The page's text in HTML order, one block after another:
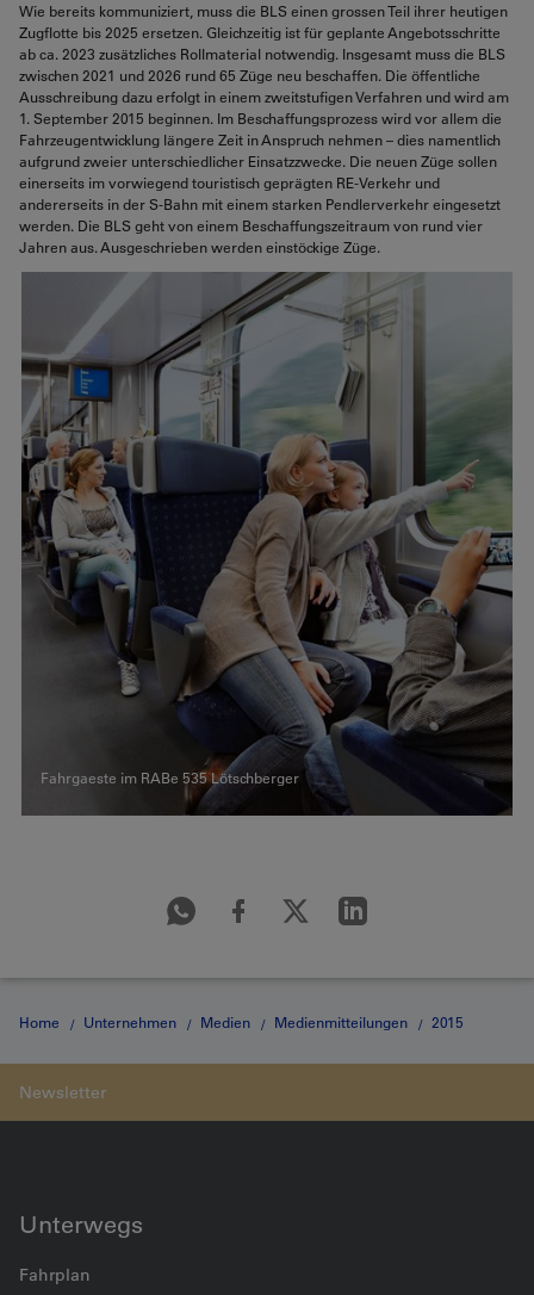
Wie bereits kommuniziert, muss die BLS einen grossen Teil ihrer heutigen
Zugflotte bis 2025 ersetzen. Gleichzeitig ist für geplante Angebotsschritte
ab ca. 2023 zusätzliches Rollmaterial notwendig. Insgesamt muss die BLS
zwischen 2021 und 2026 rund 65 Züge neu beschaffen. Die öffentliche
Ausschreibung dazu erfolgt in einem zweitstufigen Verfahren und wird am
1. September 2015 beginnen. Im Beschaffungsprozess wird vor allem die
Fahrzeugentwicklung längere Zeit in Anspruch nehmen – dies namentlich
aufgrund zweier unterschiedlicher Einsatzzwecke. Die neuen Züge sollen
einerseits im vorwiegend touristisch geprägten RE-Verkehr und
andererseits in der S-Bahn mit einem starken Pendlerverkehr eingesetzt
werden. Die BLS geht von einem Beschaffungszeitraum von rund vier
Jahren aus. Ausgeschrieben werden einstöckige Züge.
Fahrgaeste im RABe 535 Lötschberger
Home Unternehmen Medien Medienmitteilungen 2015
Unterwegs
Fahrplan